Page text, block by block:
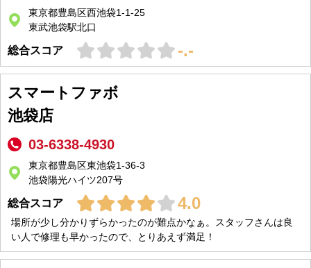
東京都豊島区西池袋1-1-25
東武池袋駅北口
総合スコア -.-
スマートファボ
池袋店
03-6338-4930
東京都豊島区東池袋1-36-3
池袋陽光ハイツ207号
総合スコア 4.0
場所が少し分かりずらかったのが難点かなぁ。スタッフさんは良
い人で修理も早かったので、とりあえず満足！